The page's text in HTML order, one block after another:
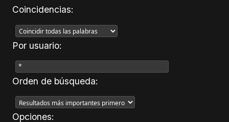
Coincidencias:
Por usuario:
Orden de búsqueda:
Opciones: